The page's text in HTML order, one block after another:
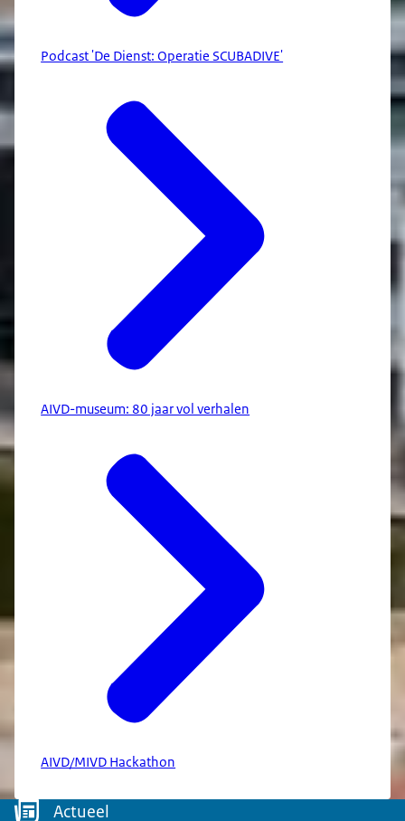
Podcast 'De Dienst: Operatie SCUBADIVE'
AIVD-museum: 80 jaar vol verhalen
AIVD/MIVD Hackathon
Menu Actueel